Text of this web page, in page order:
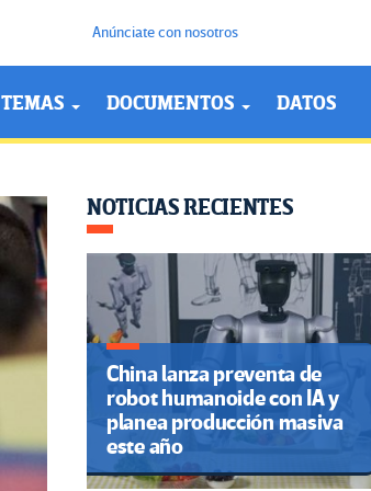
Anúnciate con nosotros
TEMAS DOCUMENTOS DATOS
NOTICIAS RECIENTES
China lanza preventa de
robot humanoide con IA y
planea producción masiva
este año